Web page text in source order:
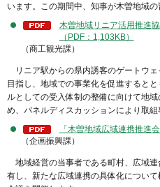
います。この期間中、知事が木曽地域の
木曽地域リニア活用推進
（PDF：1,103KB）
（商工観光課）
リニア駅からの県内誘客のゲートウ
目指し、地域での事業化を促進すると
ルとしての受入体制の整備に向けて地
め、パネルディスカッションにより取組
「木曽地域広域連携推進
（企画振興課）
地域経営の当事者である町村、広域
有し、新たな広域連携の具体化につい